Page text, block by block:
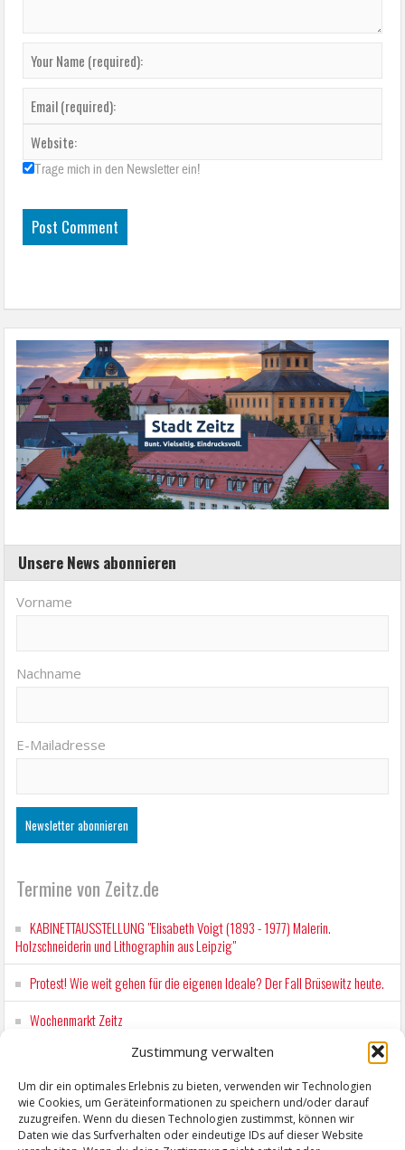
Zustimmung verwalten
Um dir ein optimales Erlebnis zu bieten, verwenden wir Technologien
wie Cookies, um Geräteinformationen zu speichern und/oder darauf
zuzugreifen. Wenn du diesen Technologien zustimmst, können wir
Daten wie das Surfverhalten oder eindeutige IDs auf dieser Website
Trage mich in den Newsletter ein!
Unsere News abonnieren
Vorname
Nachname
E-Mailadresse
Termine von Zeitz.de
KABINETTAUSSTELLUNG "Elisabeth Voigt (1893 - 1977) Malerin.
Holzschneiderin und Lithographin aus Leipzig"
Protest! Wie weit gehen für die eigenen Ideale? Der Fall Brüsewitz heute.
Wochenmarkt Zeitz
EINFACH LESEN im August 2026 H.P. Richter - DAMALS WAR ES FRIEDRICH
Workshop für Kinder: Stop-Motion mit LEGO® & Robotik